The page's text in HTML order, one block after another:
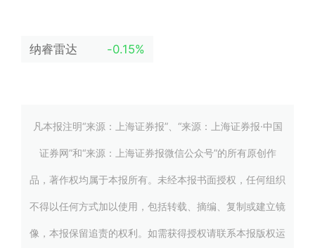
纳睿雷达 -0.15%
凡本报注明“来源：上海证券报”、“来源：上海证券报·中国
证券网”和“来源：上海证券报微信公众号”的所有原创作
品，著作权均属于本报所有。未经本报书面授权，任何组织
不得以任何方式加以使用，包括转载、摘编、复制或建立镜
像，本报保留追责的权利。如需获得授权请联系本报版权运